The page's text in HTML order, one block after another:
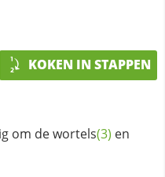
KOKEN IN STAPPEN
om dewortels(3) en